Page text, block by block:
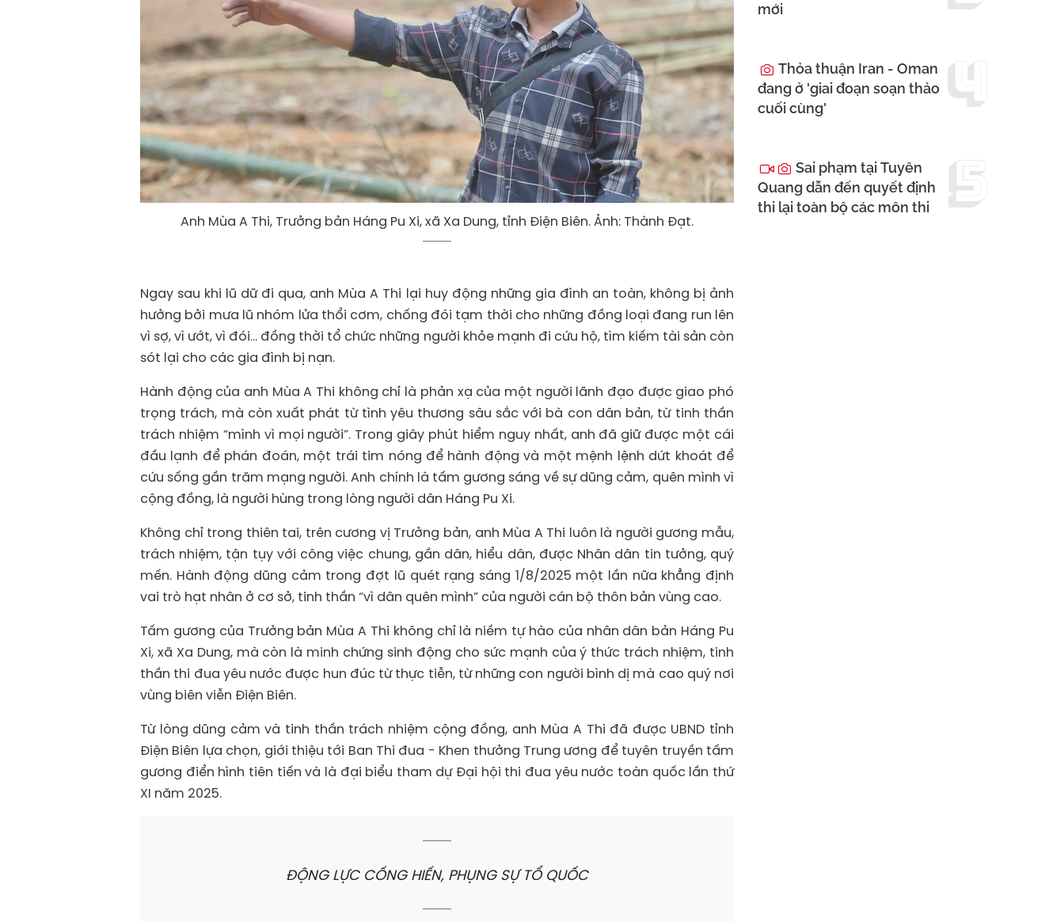
Anh Mùa A Thi, Trưởng bản Háng Pu Xi, xã Xa Dung, tỉnh Điện Biên. Ảnh: Thành Đạt.
Ngay sau khi lũ dữ đi qua, anh Mùa A Thi lại huy động những gia đình an toàn, không bị ảnh
hưởng bởi mưa lũ nhóm lửa thổi cơm, chống đói tạm thời cho những đồng loại đang run lên
vì sợ, vì ướt, vì đói... đồng thời tổ chức những người khỏe mạnh đi cứu hộ, tìm kiếm tài sản còn
sót lại cho các gia đình bị nạn.
Hành động của anh Mùa A Thi không chỉ là phản xạ của một người lãnh đạo được giao phó
trọng trách, mà còn xuất phát từ tình yêu thương sâu sắc với bà con dân bản, từ tinh thần
trách nhiệm “mình vì mọi người”. Trong giây phút hiểm nguy nhất, anh đã giữ được một cái
đầu lạnh để phán đoán, một trái tim nóng để hành động và một mệnh lệnh dứt khoát để
cứu sống gần trăm mạng người. Anh chính là tấm gương sáng về sự dũng cảm, quên mình vì
cộng đồng, là người hùng trong lòng người dân Háng Pu Xi.
Không chỉ trong thiên tai, trên cương vị Trưởng bản, anh Mùa A Thi luôn là người gương mẫu,
trách nhiệm, tận tụy với công việc chung, gần dân, hiểu dân, được Nhân dân tin tưởng, quý
mến. Hành động dũng cảm trong đợt lũ quét rạng sáng 1/8/2025 một lần nữa khẳng định
vai trò hạt nhân ở cơ sở, tinh thần “vì dân quên mình” của người cán bộ thôn bản vùng cao.
Tấm gương của Trưởng bản Mùa A Thi không chỉ là niềm tự hào của nhân dân bản Háng Pu
Xi, xã Xa Dung, mà còn là minh chứng sinh động cho sức mạnh của ý thức trách nhiệm, tinh
thần thi đua yêu nước được hun đúc từ thực tiễn, từ những con người bình dị mà cao quý nơi
vùng biên viễn Điện Biên.
Từ lòng dũng cảm và tinh thần trách nhiệm cộng đồng, anh Mùa A Thi đã được UBND tỉnh
Điện Biên lựa chọn, giới thiệu tới Ban Thi đua - Khen thưởng Trung ương để tuyên truyền tấm
gương điển hình tiên tiến và là đại biểu tham dự Đại hội thi đua yêu nước toàn quốc lần thứ
XI năm 2025.
ĐỘNG LỰC CỐNG HIẾN, PHỤNG SỰ TỔ QUỐC
mới
Thỏa thuận Iran - Oman
đang ở 'giai đoạn soạn thảo
cuối cùng'
Sai phạm tại Tuyên
Quang dẫn đến quyết định
thi lại toàn bộ các môn thi